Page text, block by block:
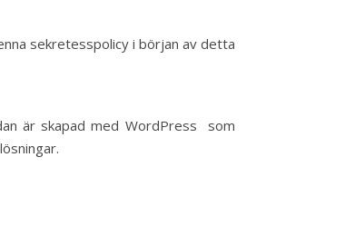
sekretesspolicy i början av detta
är skapad med WordPress som